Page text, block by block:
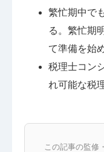
繁忙期中で
る。繁忙期
て準備を始
税理士コン
れ可能な税
この記事の監修